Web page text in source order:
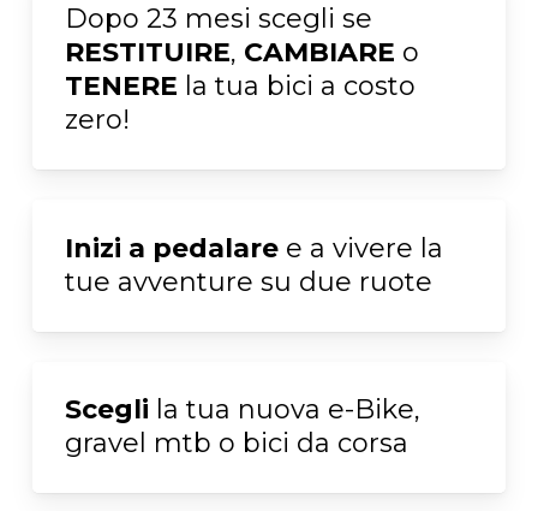
Scegli la tua nuova e-Bike,
gravel mtb o bici da corsa
Inizi a pedalaree a vivere la
tue avventure su due ruote
Dopo 23 mesi scegli se
RESTITUIRE, CAMBIARE o
TENERE la tua bici a costo
zero!